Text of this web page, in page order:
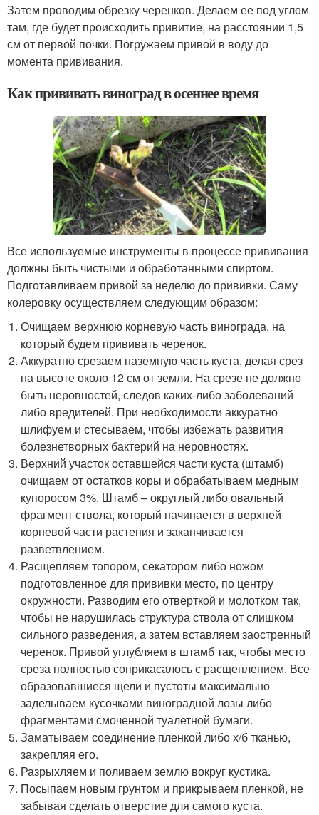
Затем проводим обрезку черенков. Делаем ее под углом
там, где будет происходить привитие, на расстоянии 1,5
см от первой почки. Погружаем привой в воду до
момента прививания.
Как прививать виноград в осеннее время
Все используемые инструменты в процессе прививания
должны быть чистыми и обработанными спиртом.
Подготавливаем привой за неделю до прививки. Саму
колеровку осуществляем следующим образом:
Очищаем верхнюю корневую часть винограда, на
который будем прививать черенок.
Аккуратно срезаем наземную часть куста, делая срез
на высоте около 12 см от земли. На срезе не должно
быть неровностей, следов каких-либо заболеваний
либо вредителей. При необходимости аккуратно
шлифуем и стесываем, чтобы избежать развития
болезнетворных бактерий на неровностях.
Верхний участок оставшейся части куста (штамб)
очищаем от остатков коры и обрабатываем медным
купоросом 3%. Штамб – округлый либо овальный
фрагмент ствола, который начинается в верхней
корневой части растения и заканчивается
разветвлением.
Расщепляем топором, секатором либо ножом
подготовленное для прививки место, по центру
окружности. Разводим его отверткой и молотком так,
чтобы не нарушилась структура ствола от слишком
сильного разведения, а затем вставляем заостренный
черенок. Привой углубляем в штамб так, чтобы место
среза полностью соприкасалось с расщеплением. Все
образовавшиеся щели и пустоты максимально
заделываем кусочками виноградной лозы либо
фрагментами смоченной туалетной бумаги.
Заматываем соединение пленкой либо х/б тканью,
закрепляя его.
Разрыхляем и поливаем землю вокруг кустика.
Посыпаем новым грунтом и прикрываем пленкой, не
забывая сделать отверстие для самого куста.